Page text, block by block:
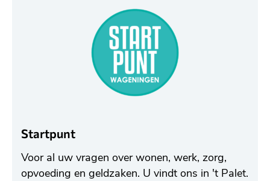
Startpunt
Voor al uw vragen over wonen, werk, zorg,
opvoeding en geldzaken. U vindt ons in 't Palet.